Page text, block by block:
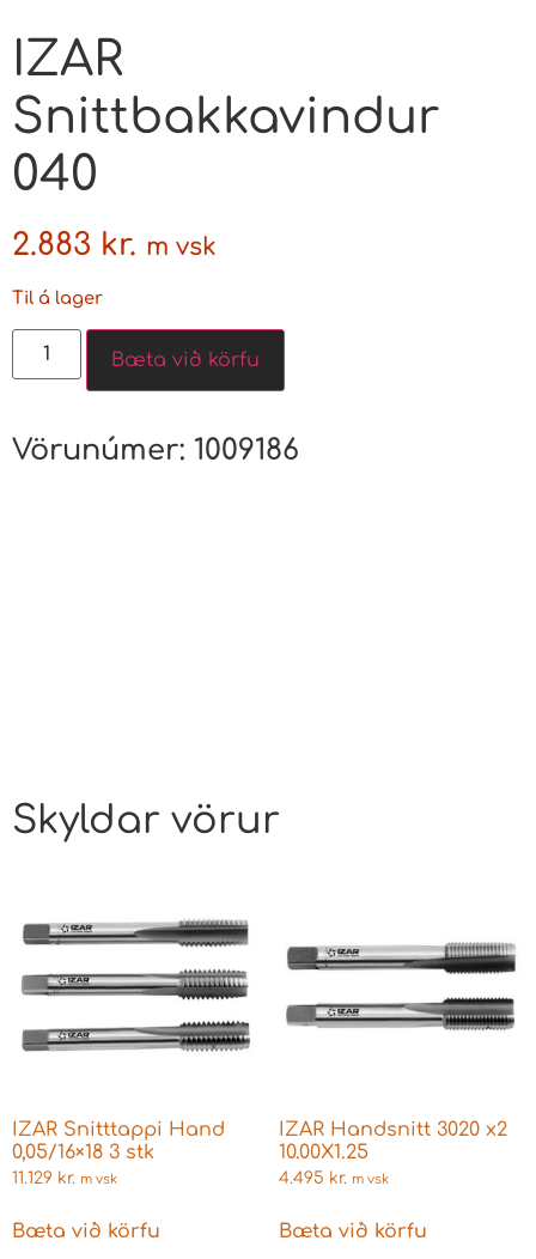
IZAR
Snittbakkavindur
040
2.883 kr. m vsk
Til á lager
Bæta við körfu
Vörunúmer: 1009186
Skyldar vörur
IZAR Snitttappi Hand
0,05/16×18 3 stk
11.129 kr. m vsk
Bæta við körfu
IZAR Handsnitt 3020 x2
10.00X1.25
4.495 kr. m vsk
Bæta við körfu